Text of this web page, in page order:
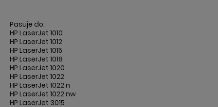
Pasuje do:
HP LaserJet 1010
HP LaserJet 1012
HP LaserJet 1015
HP LaserJet 1018
HP LaserJet 1020
HP LaserJet 1022
HP LaserJet 1022 n
HP LaserJet 1022 nw
HP LaserJet 3015